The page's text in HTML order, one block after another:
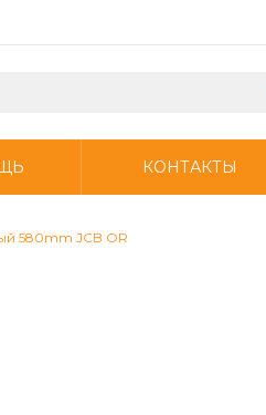
КОНТАКТЫ
580mm JCB OR